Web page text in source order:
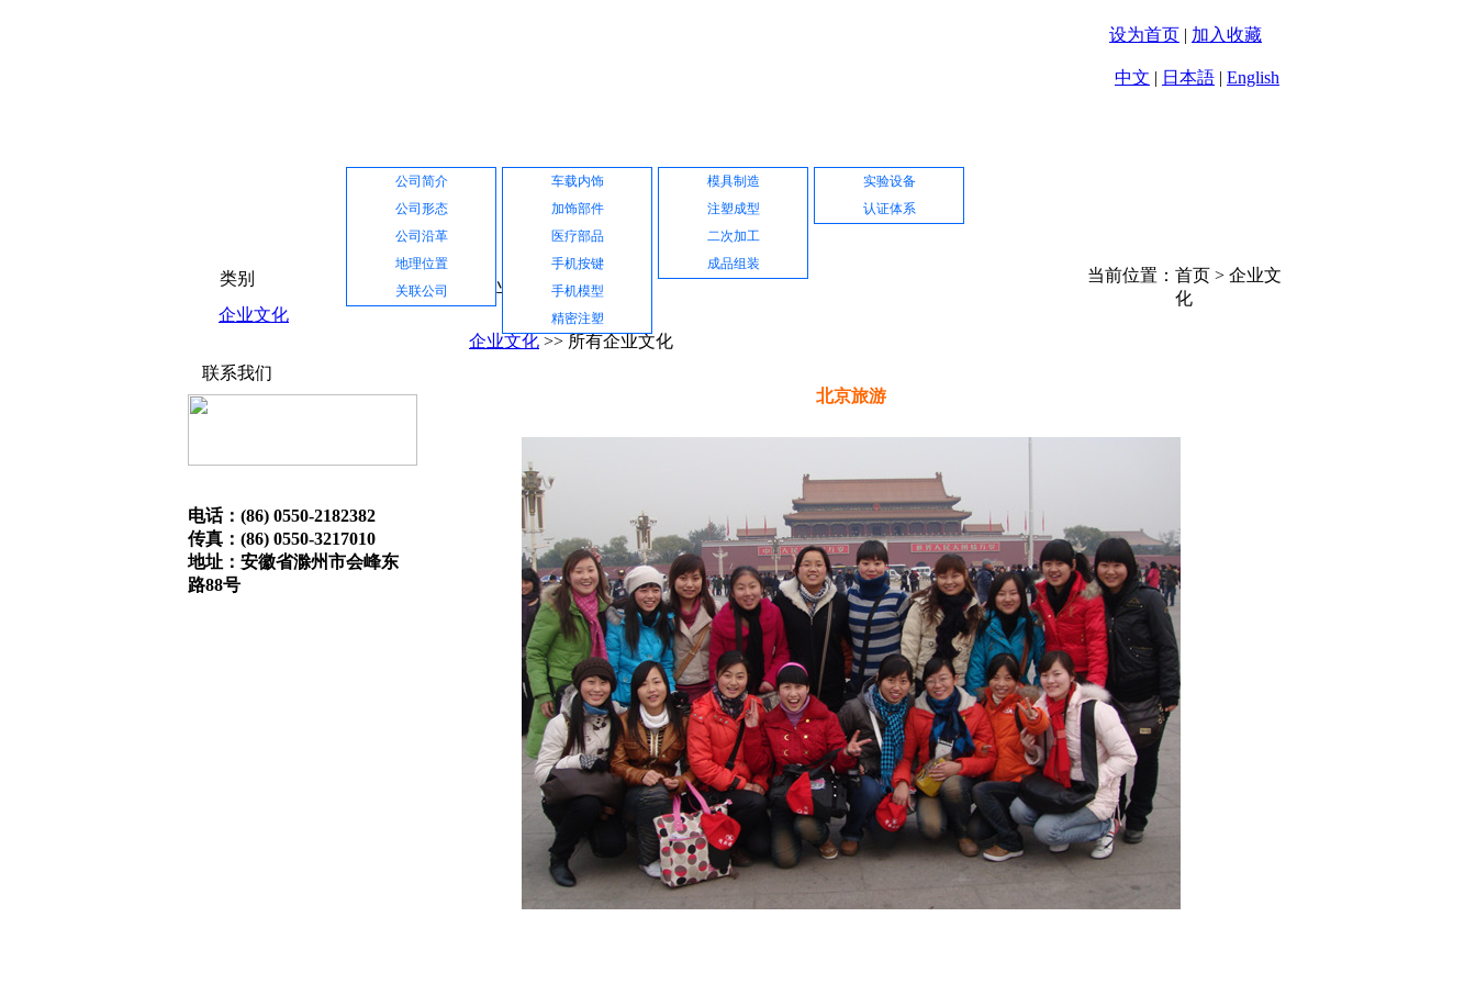
设为首页 | 加入收藏
中文 | 日本語 | English
公司简介
公司形态
公司沿革
地理位置
关联公司
车载内饰
加饰部件
医疗部品
手机按键
手机模型
精密注塑
模具制造
注塑成型
二次加工
成品组装
实验设备
认证体系
类别
企业文化
联系我们
电话：(86) 0550-2182382
传真：(86) 0550-3217010
地址：安徽省滁州市会峰东
路88号
企业文化
当前位置：首页 > 企业文
化
企业文化 >> 所有企业文化
北京旅游